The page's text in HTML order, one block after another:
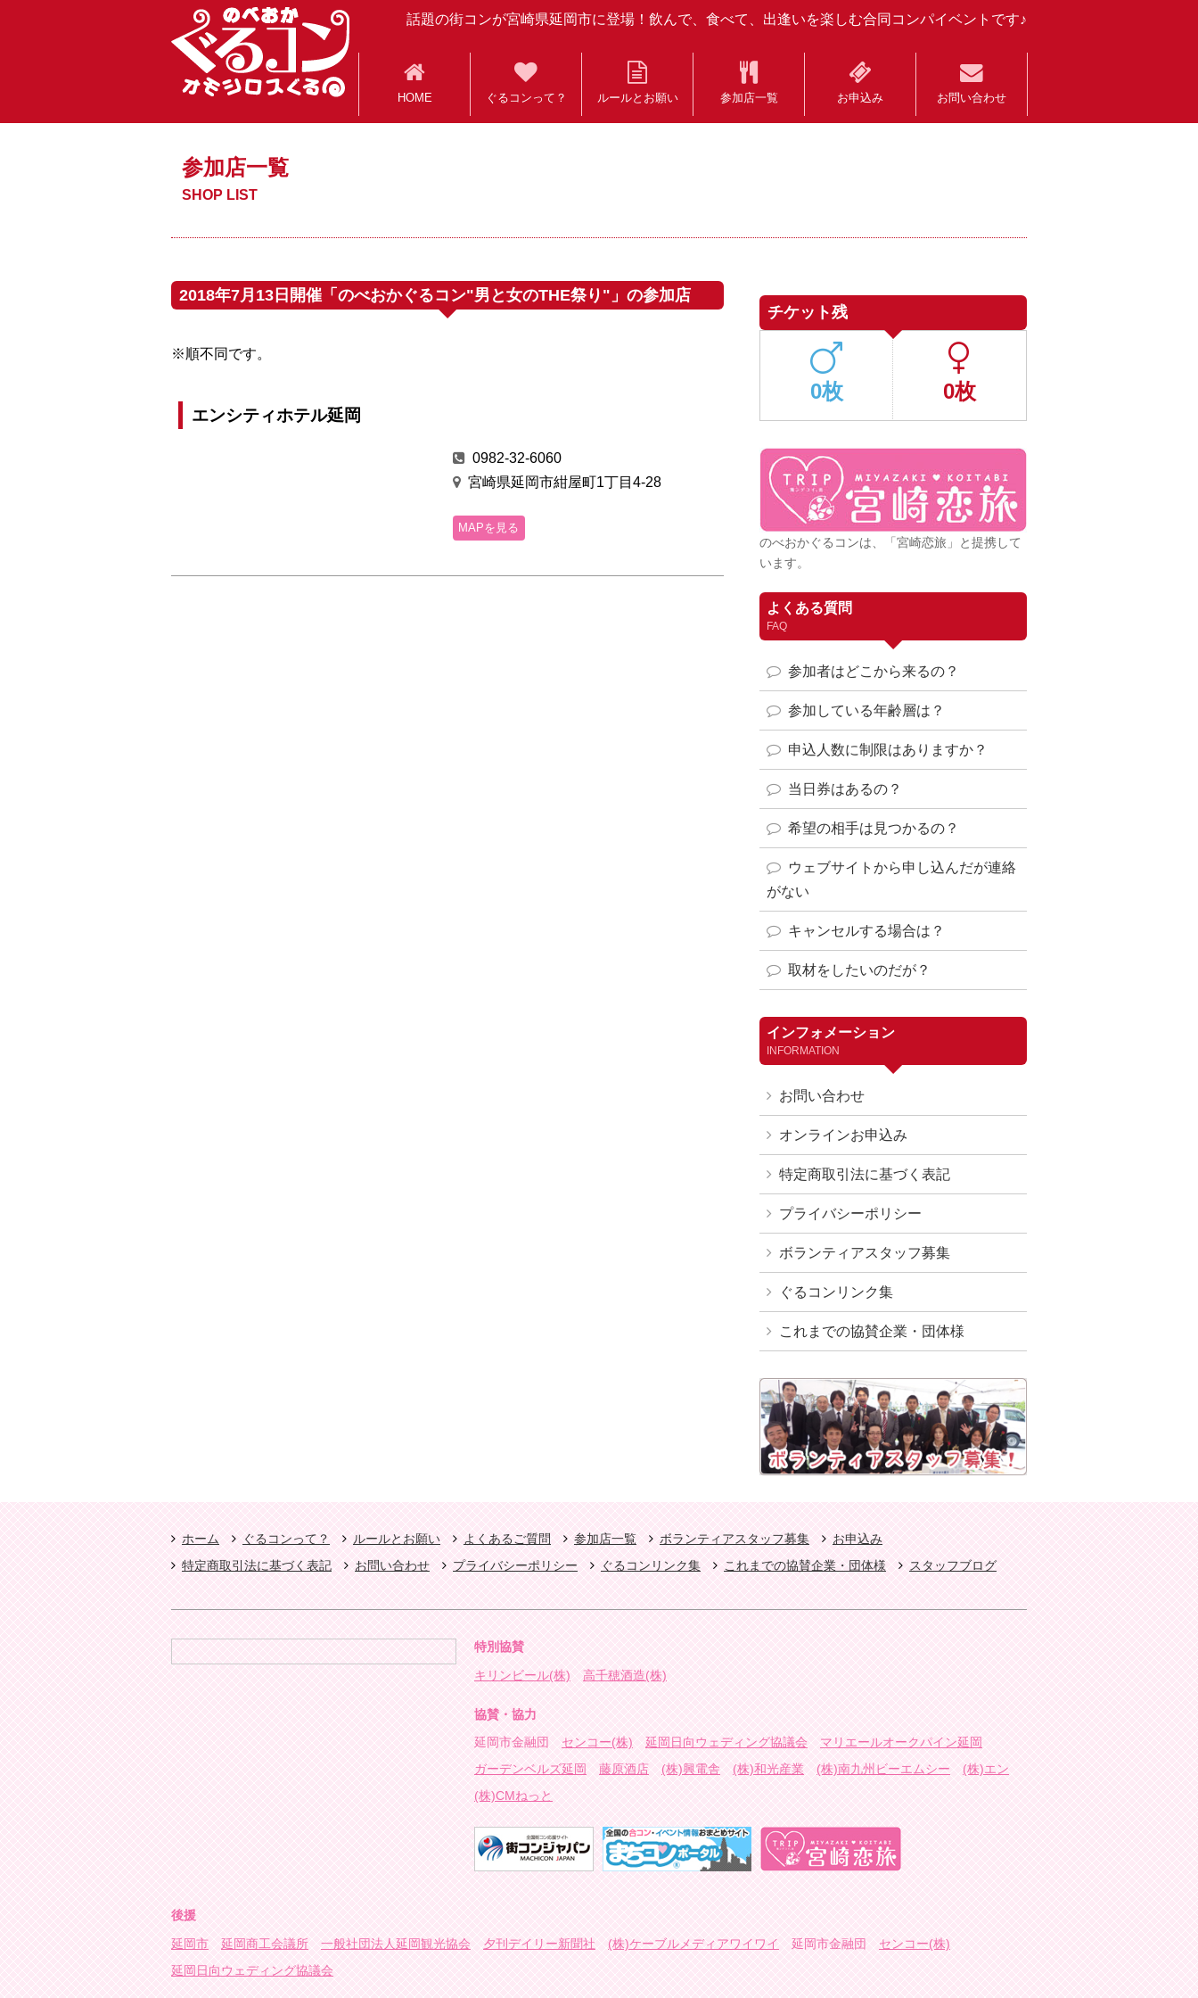
話題の街コンが宮崎県延岡市に登場！飲んで、食べて、出逢いを楽しむ合同コンパイベントです♪
HOME ぐるコンって？ ルールとお願い 参加店一覧 お申込み お問い合わせ
参加店一覧
SHOP LIST
2018年7月13日開催「のべおかぐるコン"男と女のTHE祭り"」の参加店
※順不同です。
エンシティホテル延岡
0982-32-6060
宮崎県延岡市紺屋町1丁目4-28
MAPを見る
チケット残
0枚 0枚
のべおかぐるコンは、「宮崎恋旅」と提携して
います。
よくある質問
FAQ
参加者はどこから来るの？
参加している年齢層は？
申込人数に制限はありますか？
当日券はあるの？
希望の相手は見つかるの？
ウェブサイトから申し込んだが連絡
がない
キャンセルする場合は？
取材をしたいのだが？
インフォメーション
INFORMATION
お問い合わせ
オンラインお申込み
特定商取引法に基づく表記
プライバシーポリシー
ボランティアスタッフ募集
ぐるコンリンク集
これまでの協賛企業・団体様
ホーム ぐるコンって？ ルールとお願い よくあるご質問 参加店一覧 ボランティアスタッフ募集
お申込み
特定商取引法に基づく表記
お問い合わせ プライバシーポリシー ぐるコンリンク集 これまでの協賛企業・団体様 スタッフブログ
特別協賛
キリンビール(株)
高千穂酒造(株)
協賛・協力
延岡市金融団
センコー(株) 延岡日向ウェディング協議会
マリエールオークパイン延岡
ガーデンベルズ延岡
藤原酒店 (株)興電舎 (株)和光産業 (株)南九州ビーエムシー
(株)エン
(株)CMねっと
後援
延岡市
延岡商工会議所 一般社団法人延岡観光協会 夕刊デイリー新聞社 (株)ケーブルメディアワイワイ 延岡市金融団
センコー(株)
延岡日向ウェディング協議会